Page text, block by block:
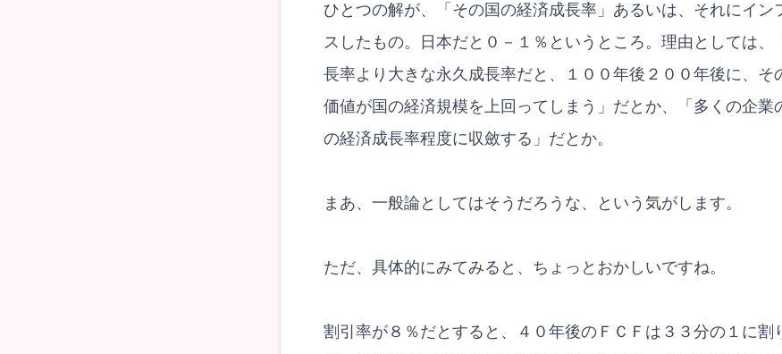
ひとつの解が、「その国の経済成長率」あるいは、それにイン
スしたもの。日本だと０－１％というところ。理由としては、
長率より大きな永久成長率だと、１００年後２００年後に、そ
価値が国の経済規模を上回ってしまう」だとか、「多くの企業
の経済成長率程度に収斂する」だとか。
まあ、一般論としてはそうだろうな、という気がします。
ただ、具体的にみてみると、ちょっとおかしいですね。
割引率が８％だとすると、４０年後のＦＣＦは３３分の１に割